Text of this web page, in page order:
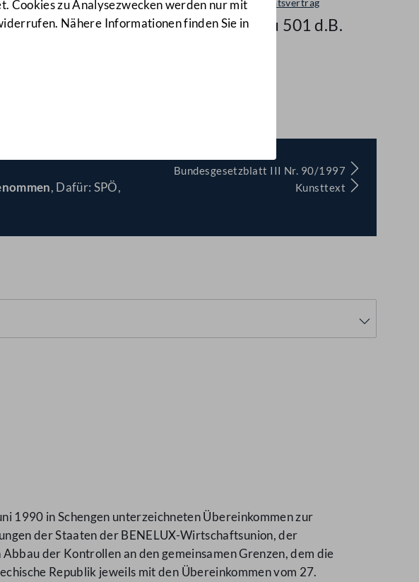
Cookies zu Analysezwecken werden nur mit
Nähere Informationen finden Sie in
Regierungsvorlage: Staatsvertrag
501 d.B. und Zu 501 d.B.
, Dafür: SPÖ,
Bundesgesetzblatt III Nr. 90/1997
Kunsttext
1990 in Schengen unterzeichneten Übereinkommen zur
der Staaten der BENELUX-Wirtschaftsunion, der
der Kontrollen an den gemeinsamen Grenzen, dem die
Republik jeweils mit den Übereinkommen vom 27.